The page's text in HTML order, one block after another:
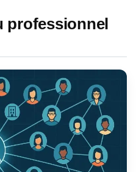
professionnel